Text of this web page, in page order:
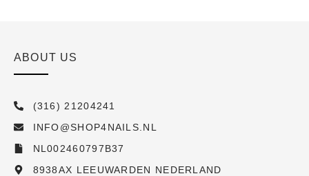
ABOUT US
(316) 21204241
INFO@SHOP4NAILS.NL
NL002460797B37
8938AX LEEUWARDEN NEDERLAND